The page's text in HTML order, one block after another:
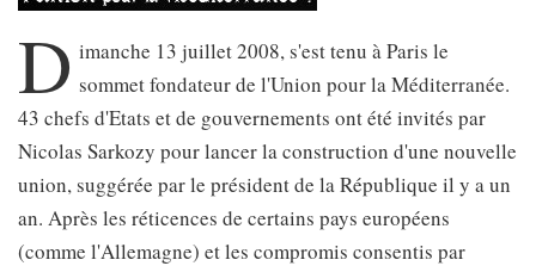
D imanche 13 juillet 2008, s'est tenu à Paris le
sommet fondateur de l'Union pour la Méditerranée.
43 chefs d'Etats et de gouvernements ont été invités par
Nicolas Sarkozy pour lancer la construction d'une nouvelle
union, suggérée par le président de la République il y a un
an. Après les réticences de certains pays européens
(comme l'Allemagne) et les compromis consentis par